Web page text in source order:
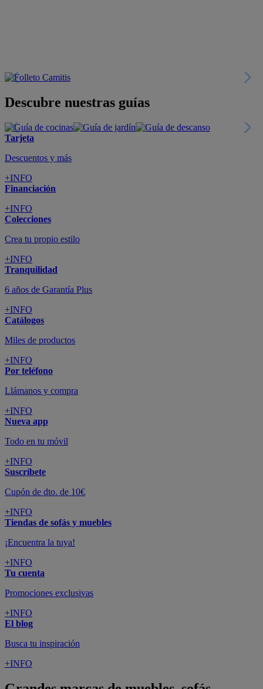
Descubre nuestras guías
Tarjeta
Descuentos y más
+INFO
Financiación
+INFO
Colecciones
Crea tu propio estilo
+INFO
Tranquilidad
6 años de Garantía Plus
+INFO
Catálogos
Miles de productos
+INFO
Por teléfono
Llámanos y compra
+INFO
Nueva app
Todo en tu móvil
+INFO
Suscríbete
Cupón de dto. de 10€
+INFO
Tiendas de sofás y muebles
¡Encuentra la tuya!
+INFO
Tu cuenta
Promociones exclusivas
+INFO
El blog
Busca tu inspiración
+INFO